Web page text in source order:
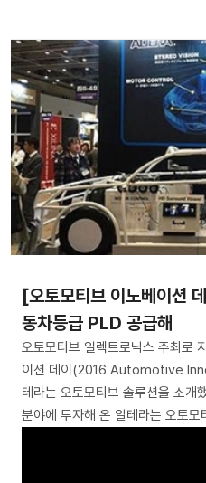
[오토모티브 이노베이션
동차등급 PLD 공급해
오토모티브 일렉트로닉스 주최로
이션 데이(2016 Automotive
테라는 오토모티브 솔루션을 소개
분야에 투자해 온 알테라는 오토